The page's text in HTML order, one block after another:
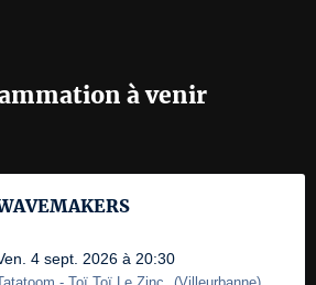
à venir
4 sept. 2026 à 20:30